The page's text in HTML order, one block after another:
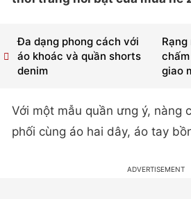
giao
Đa dạng phong cách với
áo khoác và quần shorts
denim
Với một mẫu quần ưng ý, nàng
phối cùng áo hai dây, áo tay